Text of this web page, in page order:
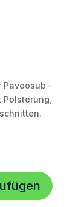
Paveosub-
Polsterung,